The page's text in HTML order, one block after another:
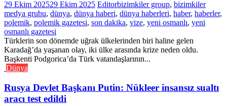
29 Ekim 202529 Ekim 2025 Editorbizimkiler group, bizimkiler
medya grubu, dünya, dünya haberi, dünya haberleri, haber, haberler,
polemik, polemik gazetesi, son dakika, vize, yeni osmanlı, yeni
osmanlı gazetesi
Türklerin son dönemde uğrak ülkelerinden biri haline gelen
Karadağ’da yaşanan olay, iki ülke arasında krize neden oldu.
Başkenti Podgorica’da Türk vatandaşlarının...
Dünya
Rusya Devlet Başkanı Putin: Nükleer insansız sualtı
aracı test edildi